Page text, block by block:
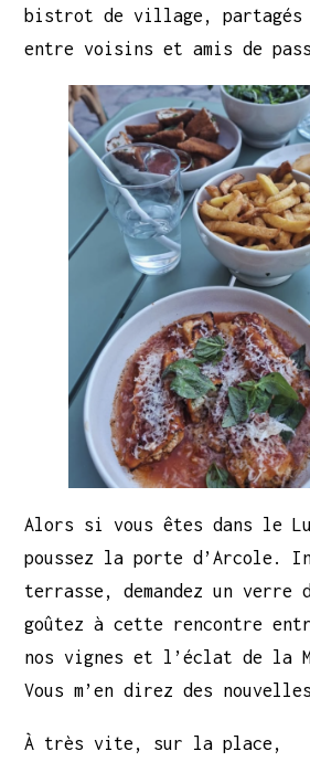
bistrot de village, partagés
entre voisins et amis de
Alors si vous êtes dans le
poussez la porte d’Arcole.
terrasse, demandez un
goûtez à cette rencontre
nos vignes et l’éclat de la
Vous m’en direz des
À très vite, sur la place,